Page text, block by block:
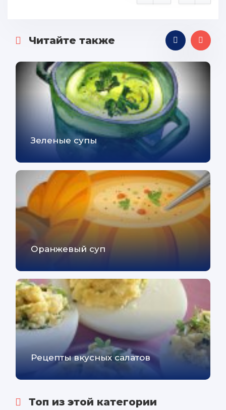
Читайте также
Зеленые супы
Оранжевый суп
Рецепты вкусных салатов
Топ из этой категории